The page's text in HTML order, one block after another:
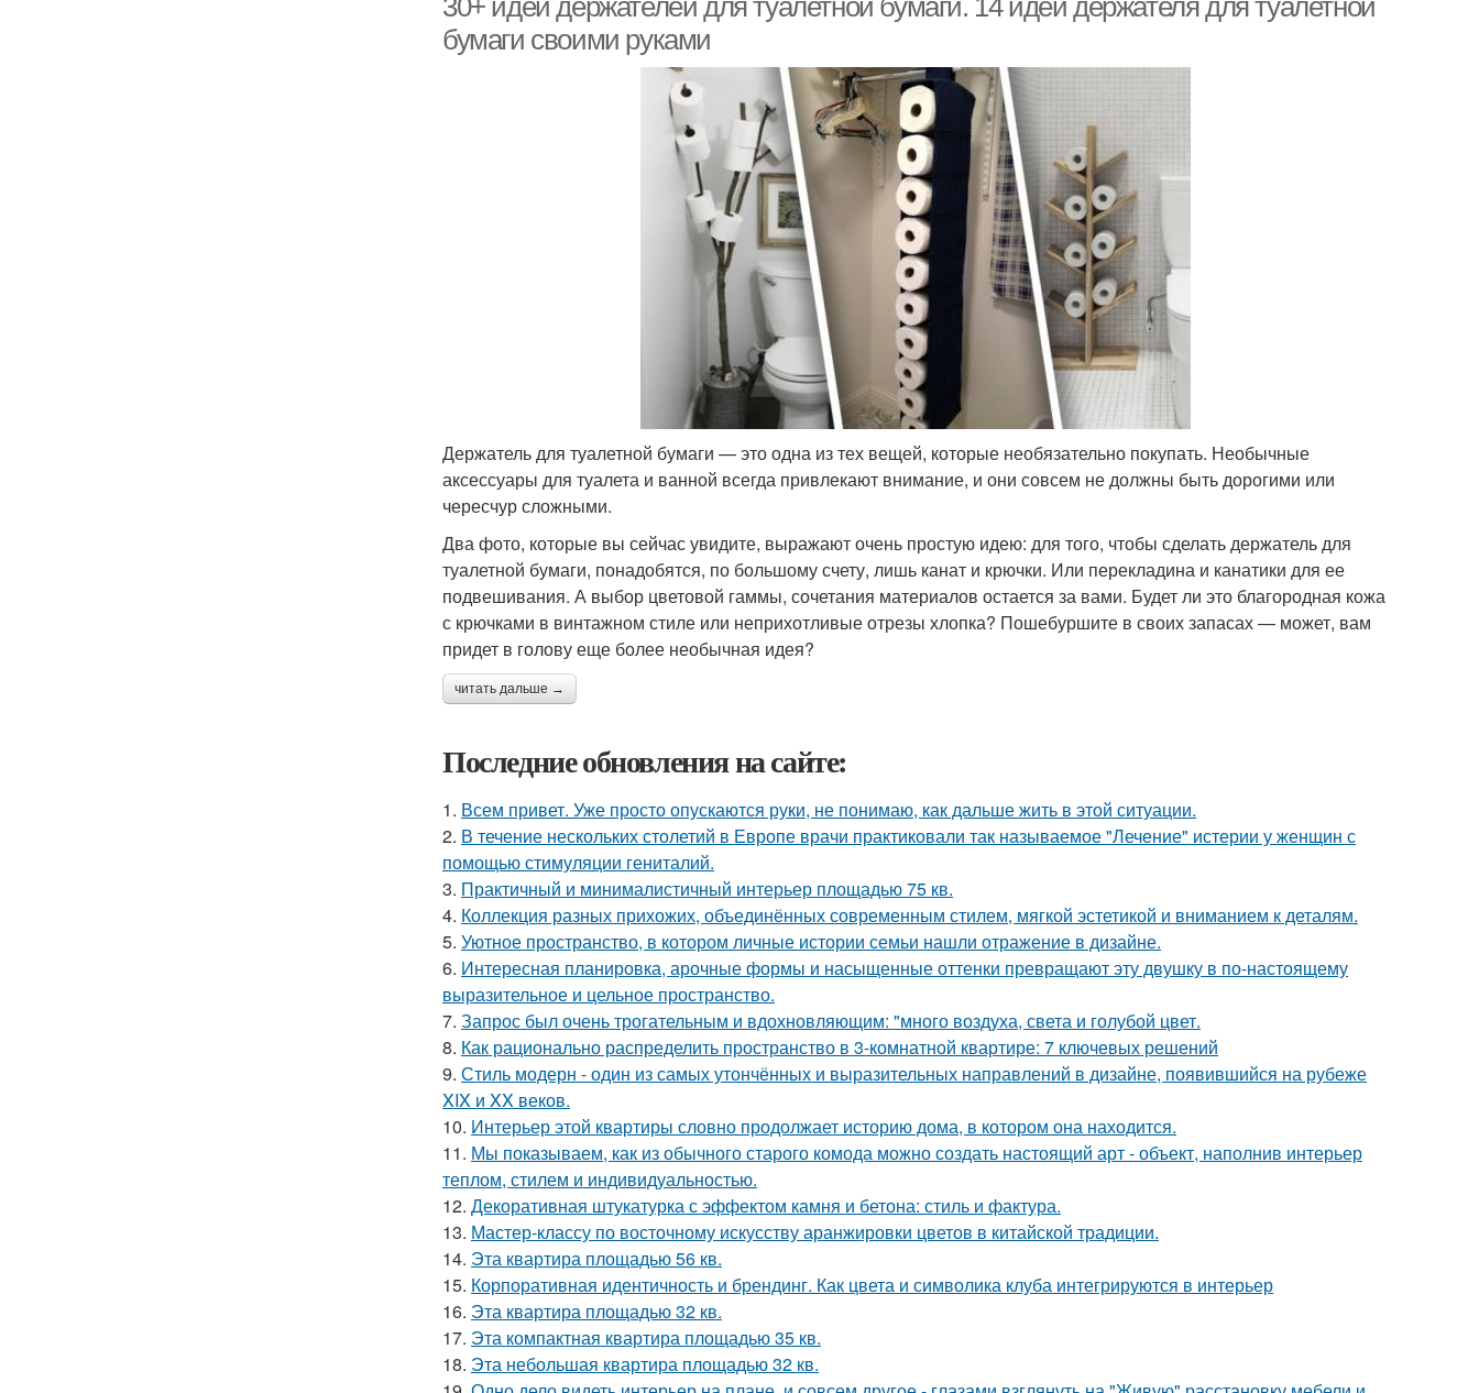
30+ идей держателей для туалетной бумаги. 14 идей держателя для туалетной
бумаги своими руками
Держатель для туалетной бумаги — это одна из тех вещей, которые необязательно покупать. Необычные
аксессуары для туалета и ванной всегда привлекают внимание, и они совсем не должны быть дорогими или
чересчур сложными.
Два фото, которые вы сейчас увидите, выражают очень простую идею: для того, чтобы сделать держатель для
туалетной бумаги, понадобятся, по большому счету, лишь канат и крючки. Или перекладина и канатики для ее
подвешивания. А выбор цветовой гаммы, сочетания материалов остается за вами. Будет ли это благородная кожа
с крючками в винтажном стиле или неприхотливые отрезы хлопка? Пошебуршите в своих запасах — может, вам
придет в голову еще более необычная идея?
читать дальше →
Последние обновления на сайте:
1. Всем привет. Уже просто опускаются руки, не понимаю, как дальше жить в этой ситуации.
2. В течение нескольких столетий в Европе врачи практиковали так называемое "Лечение" истерии у женщин с
помощью стимуляции гениталий.
3. Практичный и минималистичный интерьер площадью 75 кв.
4. Коллекция разных прихожих, объединённых современным стилем, мягкой эстетикой и вниманием к деталям.
5. Уютное пространство, в котором личные истории семьи нашли отражение в дизайне.
6. Интересная планировка, арочные формы и насыщенные оттенки превращают эту двушку в по-настоящему
выразительное и цельное пространство.
7. Запрос был очень трогательным и вдохновляющим: "много воздуха, света и голубой цвет.
8. Как рационально распределить пространство в 3-комнатной квартире: 7 ключевых решений
9. Стиль модерн - один из самых утончённых и выразительных направлений в дизайне, появившийся на рубеже
XIX и XX веков.
10. Интерьер этой квартиры словно продолжает историю дома, в котором она находится.
11. Мы показываем, как из обычного старого комода можно создать настоящий арт - объект, наполнив интерьер
теплом, стилем и индивидуальностью.
12. Декоративная штукатурка с эффектом камня и бетона: стиль и фактура.
13. Мастер-классу по восточному искусству аранжировки цветов в китайской традиции.
14. Эта квартира площадью 56 кв.
15. Корпоративная идентичность и брендинг. Как цвета и символика клуба интегрируются в интерьер
16. Эта квартира площадью 32 кв.
17. Эта компактная квартира площадью 35 кв.
18. Эта небольшая квартира площадью 32 кв.